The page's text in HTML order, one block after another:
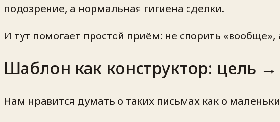
подозрение, а нормальная гигиена сделки.
И тут помогает простой приём: не спорить «вообще»,
Шаблон как конструктор: цель
Нам нравится думать о таких письмах как о